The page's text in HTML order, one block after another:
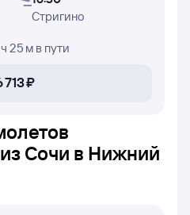
Россия и
Стригино
25 м в пути
⁠713 ⁠₽
Сочи в Нижний